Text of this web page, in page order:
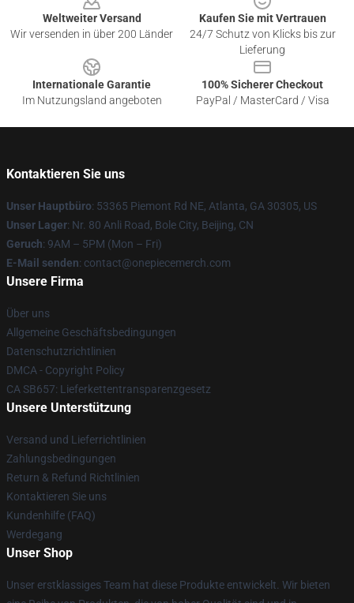
Weltweiter Versand
Wir versenden in über 200 Länder
Kaufen Sie mit Vertrauen
24/7 Schutz von Klicks bis zur
Lieferung
Internationale Garantie
Im Nutzungsland angeboten
100% Sicherer Checkout
PayPal / MasterCard / Visa
Kontaktieren Sie uns
Unser Hauptbüro: 53365 Piemont Rd NE, Atlanta, GA 30305, US
Unser Lager: Nr. 80 Anli Road, Bole City, Beijing, CN
Geruch: 9AM – 5PM (Mon – Fri)
E-Mail senden: contact@onepiecemerch.com
Unsere Firma
Über uns
Allgemeine Geschäftsbedingungen
Datenschutzrichtlinien
DMCA - Copyright Policy
CA SB657: Lieferkettentransparenzgesetz
Unsere Unterstützung
Versand und Lieferrichtlinien
Zahlungsbedingungen
Return & Refund Richtlinien
Kontaktieren Sie uns
Kundenhilfe (FAQ)
Werdegang
Unser Shop
Unser erstklassiges Team hat diese Produkte entwickelt. Wir bieten